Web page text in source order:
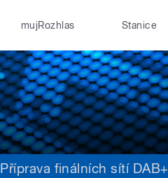
mujRozhlas Stanice
Příprava finálních sítí DAB+